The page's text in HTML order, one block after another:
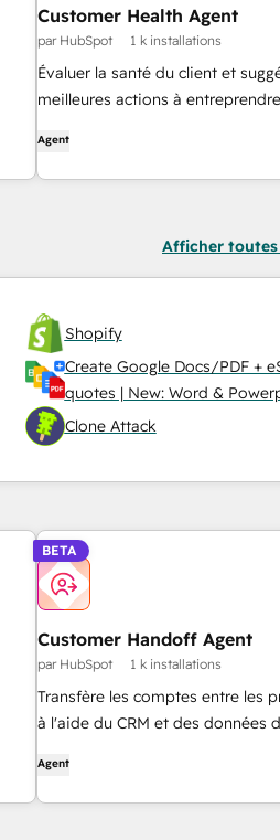
Customer Health Agent
par HubSpot 1 k installations
Évaluer la santé du client et
meilleures actions à
Agent
Afficher
Shopify
Create Google Docs/PDF +
quotes | New: Word &
Clone Attack
BETA
Customer Handoff Agent
par HubSpot 1 k installations
Transfère les comptes entre les
à l'aide du CRM et des données
Agent